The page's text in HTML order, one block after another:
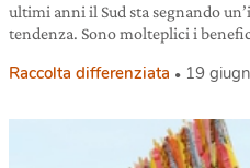
ultimi anni il Sud sta segnando
tendenza. Sono molteplici i
Raccolta differenziata 19